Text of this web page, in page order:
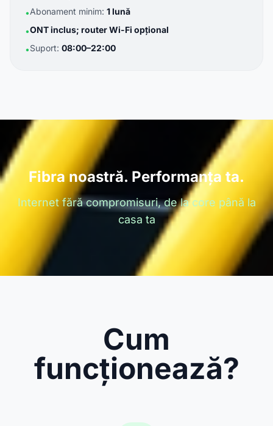
•Abonament minim: 1 lună
•ONT inclus; router Wi-Fi opțional
•Suport: 08:00–22:00
Fibra noastră. Performanța ta.
Internet fără compromisuri, de la core până la
casa ta
Cum
funcționează?